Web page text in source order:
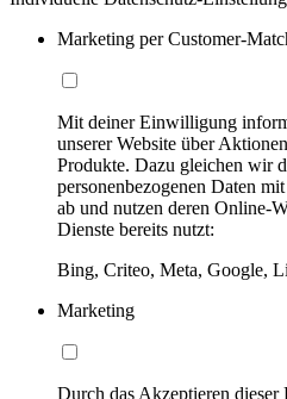
Marketing per Customer-
Mit deiner Einwilligung
unserer Website über
Produkte. Dazu gleichen wir
personenbezogenen Daten
ab und nutzen deren Online-
Dienste bereits nutzt:
Bing, Criteo, Meta, Google,
Marketing
Durch das Akzeptieren